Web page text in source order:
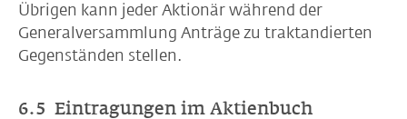
Übrigen kann jeder Aktionär während der
Generalversammlung Anträge zu traktandierten
Gegenständen stellen.
6.5 Eintragungen im Aktienbuch